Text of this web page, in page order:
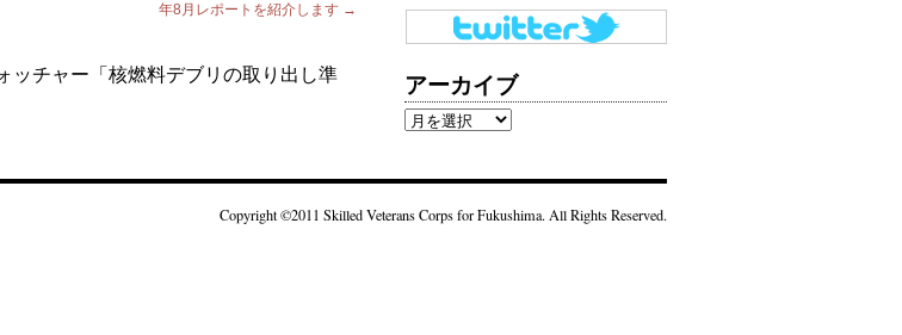
年8月レポートを紹介します →
ッチャー「核燃料デブリの取り出し準
アーカイブ
ア
ブ
Copyright ©2011 Skilled Veterans Corps for Fukushima. All Rights Reserved.